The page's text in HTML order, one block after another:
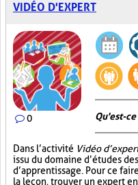
VIDÉO D'EXPERT
0 Qu'est-
Dans l’activité Vidéo
issu du domaine d’études
d’apprentissage. Pour ce
la leçon, trouver un expert